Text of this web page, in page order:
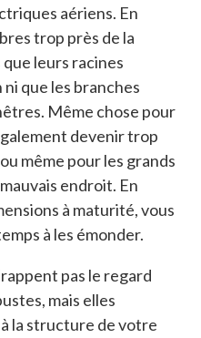
aériens. En
trop près de la
que leurs racines
que les branches
Même chose pour
devenir trop
même pour les grands
endroit. En
à maturité, vous
à les émonder.
pas le regard
mais elles
la structure de votre